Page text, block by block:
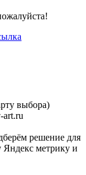
выбора)
art.ru
решение для
Яндекс метрику и